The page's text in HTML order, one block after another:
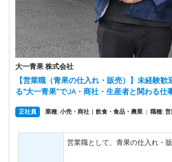
大一青果 株式会社
【営業職（青果の仕入れ・販売）】未経験歓
る“大一青果”でJA・商社・生産者と関わる仕
正社員 業種: 小売・商社 | 飲食・食品・農業 | 職種:
営業職として、青果の仕入れ・